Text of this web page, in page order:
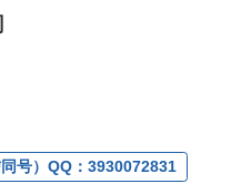
后服务更好!!选择阿
(欢迎致电或者QQ、微
号）QQ：3930072831